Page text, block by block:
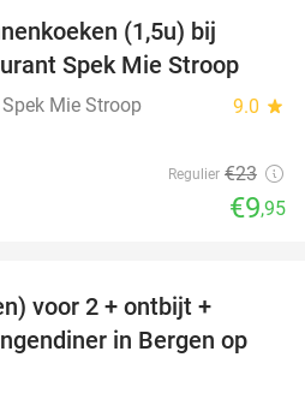
(1,5u) bij
Spek Mie Stroop
Mie Stroop 9.0 star
Regulier €23
€9,95
voor 2 + ontbijt +
in Bergen op